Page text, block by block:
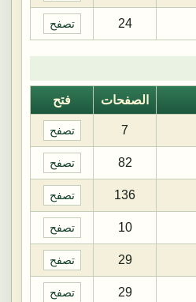
24 تصفح
الصفحات فتح
7 تصفح
82 تصفح
136 تصفح
10 تصفح
29 تصفح
29 تصفح